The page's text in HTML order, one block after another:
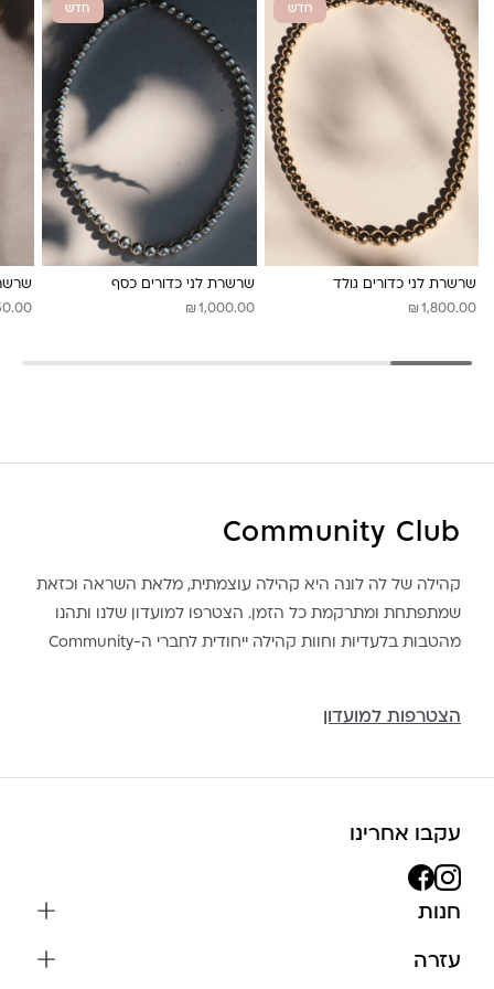
משלוחים לכל העולם באמצעות DHL בעלות של 180 ש”ח
חדש
שרשרת לני כדורים גולד
₪ 1,800.00
חדש
שרשרת לני כדורים כסף
₪ 1,000.00
Community Club
קהילה של לה לונה היא קהילה עוצמתית, מלאת השראה וכזאת
שמתפתחת ומתרקמת כל הזמן. הצטרפו למועדון שלנו ותהנו
מהטבות בלעדיות וחוות קהילה ייחודית לחברי ה-Community
הצטרפות למועדון
עקבו אחרינו
חנות
עזרה